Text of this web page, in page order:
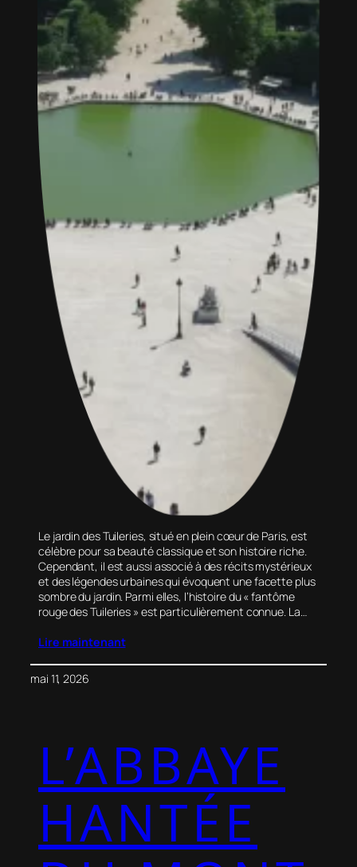
Le jardin des Tuileries, situé en plein cœur de Paris, est
célèbre pour sa beauté classique et son histoire riche.
Cependant, il est aussi associé à des récits mystérieux
et des légendes urbaines qui évoquent une facette plus
sombre du jardin. Parmi elles, l’histoire du « fantôme
rouge des Tuileries » est particulièrement connue. La…
Lire maintenant
mai 11, 2026
L’ABBAYE
HANTÉE